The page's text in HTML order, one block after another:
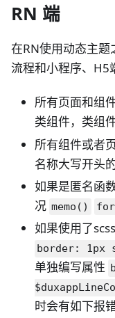
RN 端
在RN使用动态主
流程和小程序、H5
所有页面和组
类组件，类组
所有组件或者
名称大写开头
如果是匿名函
况 memo()
如果使用了
border: 1px
单独编写属性
时会有如下报